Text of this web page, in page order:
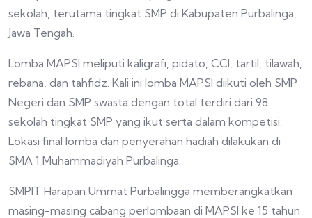
sekolah, terutama tingkat SMP di Kabupaten Purbalinga,
Jawa Tengah.
Lomba MAPSI meliputi kaligrafi, pidato, CCI, tartil, tilawah,
rebana, dan tahfidz. Kali ini lomba MAPSI diikuti oleh SMP
Negeri dan SMP swasta dengan total terdiri dari 98
sekolah tingkat SMP yang ikut serta dalam kompetisi.
Lokasi final lomba dan penyerahan hadiah dilakukan di
SMA 1 Muhammadiyah Purbalinga.
SMPIT Harapan Ummat Purbalingga memberangkatkan
masing-masing cabang perlombaan di MAPSI ke 15 tahun